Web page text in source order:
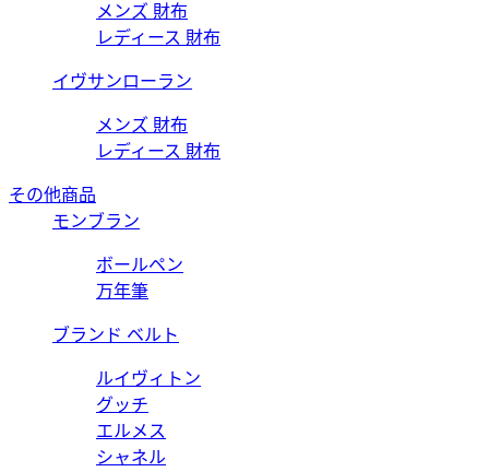
メンズ 財布
レディース 財布
イヴサンローラン
メンズ 財布
レディース 財布
その他商品
モンブラン
ボールペン
万年筆
ブランド ベルト
ルイヴィトン
グッチ
エルメス
シャネル